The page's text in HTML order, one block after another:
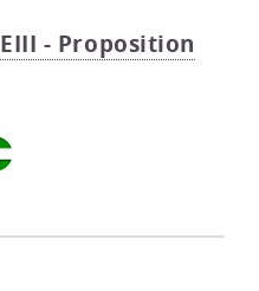
EIII - Proposition